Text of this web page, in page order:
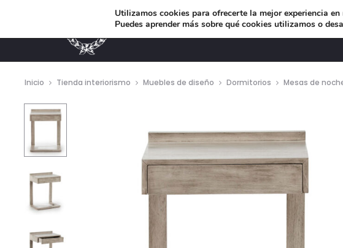
MUEBLES DE DISEÑO
Inicio Tienda interiorismo Muebles de diseño Dormitorios Mesas de
Utilizamos cookies para ofrecerte la mejor experiencia en
Puedes aprender más sobre qué cookies utilizamos o